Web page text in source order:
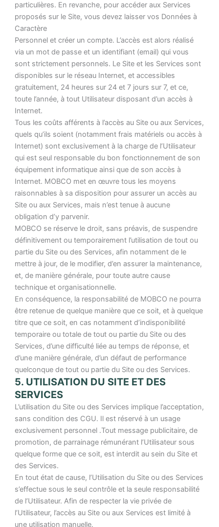
particulières. En revanche, pour accéder aux Services
proposés sur le Site, vous devez laisser vos Données à
Caractère
Personnel et créer un compte. L’accès est alors réalisé
via un mot de passe et un identifiant (email) qui vous
sont strictement personnels. Le Site et les Services sont
disponibles sur le réseau Internet, et accessibles
gratuitement, 24 heures sur 24 et 7 jours sur 7, et ce,
toute l’année, à tout Utilisateur disposant d’un accès à
Internet.
Tous les coûts afférents à l’accès au Site ou aux Services,
quels qu’ils soient (notamment frais matériels ou accès à
Internet) sont exclusivement à la charge de l’Utilisateur
qui est seul responsable du bon fonctionnement de son
équipement informatique ainsi que de son accès à
Internet. MOBCO met en œuvre tous les moyens
raisonnables à sa disposition pour assurer un accès au
Site ou aux Services, mais n’est tenue à aucune
obligation d’y parvenir.
MOBCO se réserve le droit, sans préavis, de suspendre
définitivement ou temporairement l’utilisation de tout ou
partie du Site ou des Services, afin notamment de le
mettre à jour, de le modifier, d’en assurer la maintenance,
et, de manière générale, pour toute autre cause
technique et organisationnelle.
En conséquence, la responsabilité de MOBCO ne pourra
être retenue de quelque manière que ce soit, et à quelque
titre que ce soit, en cas notamment d’indisponibilité
temporaire ou totale de tout ou partie du Site ou des
Services, d’une difficulté liée au temps de réponse, et
d’une manière générale, d’un défaut de performance
quelconque de tout ou partie du Site ou des Services.
5. UTILISATION DU SITE ET DES
SERVICES
L’utilisation du Site ou des Services implique l’acceptation,
sans condition des CGU. Il est réservé à un usage
exclusivement personnel .Tout message publicitaire, de
promotion, de parrainage rémunérant l’Utilisateur sous
quelque forme que ce soit, est interdit au sein du Site et
des Services.
En tout état de cause, l’Utilisation du Site ou des Services
s’effectue sous le seul contrôle et la seule responsabilité
de l’Utilisateur. Afin de respecter la vie privée de
l’Utilisateur, l’accès au Site ou aux Services est limité à
une utilisation manuelle.